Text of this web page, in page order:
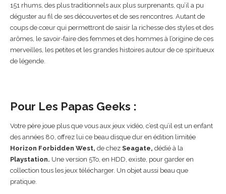
151 rhums, des plus traditionnels aux plus surprenants, qu’il a pu
déguster au fil de ses découvertes et de ses rencontres. Autant de
coups de cœur qui permettront de saisir la richesse des styles et des
arômes, le savoir-faire des femmes et des hommes à l’origine de ces
merveilles, les petites et les grandes histoires autour de ce spiritueux
de légende.
Pour Les Papas Geeks :
Votre père joue plus que vous aux jeux vidéo, c’est qu’il est un enfant
Horizon Forbidden West, de chez Seagate, dédié à la
Playstation. Une version 5To, en HDD, existe, pour garder en
collection tous les jeux télécharger. Un objet aussi beau que
pratique.